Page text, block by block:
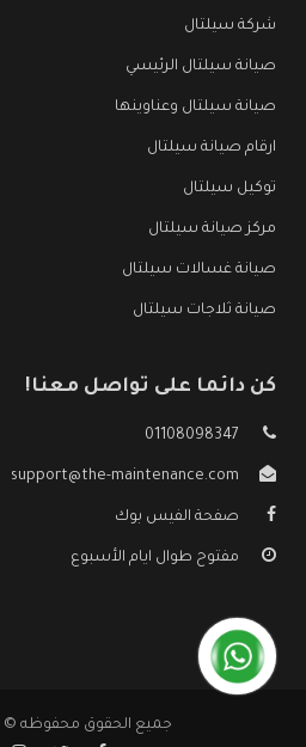
شركة سيلتال
صيانة سيلتال الرئيسي
صيانة سيلتال وعناوينها
ارقام صيانة سيلتال
توكيل سيلتال
مركز صيانة سيلتال
صيانة غسالات سيلتال
صيانة ثلاجات سيلتال
كن دائما على تواصل معنا!
01108098347
support@the-maintenance.com
صفحة الفيس بوك
مفتوح طوال ايام الأسبوع
جميع الحقوق محفوظه ©